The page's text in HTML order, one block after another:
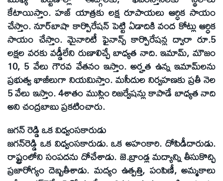
కేటాయిస్తాం. హజ్‌ యాత్రకు లక్ష రూపాయలు ఆర్ధిక సాయం
చేస్తాం. నూర్‌బాషా కార్పొరేషన్‌ పెట్టి ఏడాదికి వంద కోట్లు ఆర్ధిక
సాయం చేస్తాం. మైనారిటీ ఫైనాన్స్‌ కార్పొరేషన్ల ద్వారా రూ.5
లక్షల వరకు వడ్డీలేని రుణాలిచ్చే బాధ్యత నాది. ఇమామ్‌, మౌజం
10, 5 వేలు గౌరవ వేతనం ఇస్తాం. అర్హత ఉన్న ఇమామ్‌లను
ప్రభుత్వ ఖాజీలుగా నియమిస్తాం. మసీదుల నిర్వహణకు ప్రతీ నెల
5 వేలు ఇస్తాం. 4శాతం ముస్లిం రిజర్వేషన్లు కాపాడే బాధ్యత నాది
అని చంద్రబాబు ప్రకటించారు.
జగన్‌ రెడ్డి ఒక విధ్వంసకారుడు
జగన్‌రెడ్డి ఒక విధ్వంసకారుడు. ఒక అహంకారి. దోపిడీదారుడు.
రాష్ట్రంలోని సంపదను దోచేశాడు. జె.బ్రాండ్ల మద్యాన్ని తీసుకొచ్చి
ప్రజారోగ్యం దెబ్బతీశాడు. మద్యం ఉత్పత్తి, పంపిణీ, అమ్మకాలు